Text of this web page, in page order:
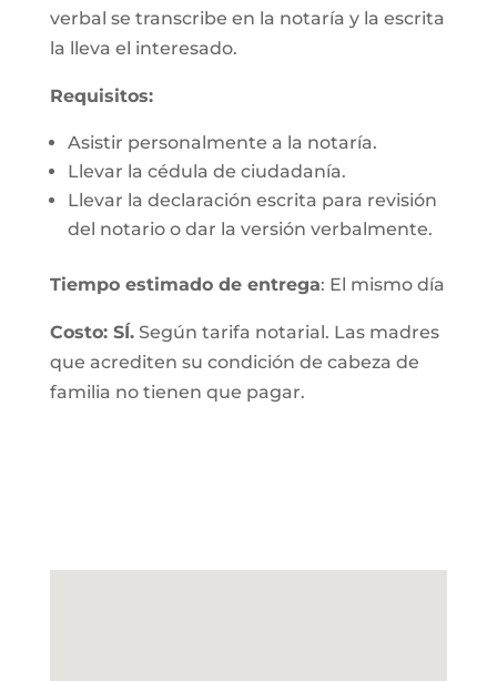
verbal se transcribe en la notaría y la escrita
la lleva el interesado.
Requisitos:
Asistir personalmente a la notaría.
Llevar la cédula de ciudadanía.
Llevar la declaración escrita para revisión
del notario o dar la versión verbalmente.
Tiempo estimado de entrega: El mismo día
Costo: SÍ.Según tarifa notarial. Las madres
que acrediten su condición de cabeza de
familia no tienen que pagar.